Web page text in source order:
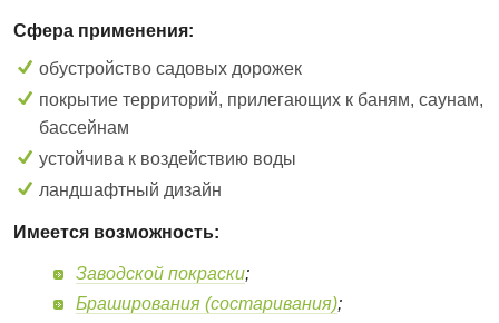
Сфера применения:
обустройство садовых дорожек
покрытие территорий, прилегающих к баням, саунам,
бассейнам
устойчива к воздействию воды
ландшафтный дизайн
Имеется возможность:
Заводской покраски;
Браширования (состаривания);